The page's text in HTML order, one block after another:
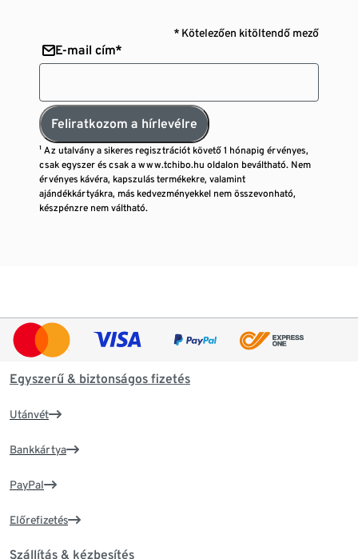
* Kötelezően kitöltendő mező
E-mail cím*
Feliratkozom a hírlevélre
¹ Az utalvány a sikeres regisztrációt követő 1 hónapig érvényes,
csak egyszer és csak a www.tchibo.hu oldalon beváltható. Nem
érvényes kávéra, kapszulás termékekre, valamint
ajándékkártyákra, más kedvezményekkel nem összevonható,
készpénzre nem váltható.
Egyszerű & biztonságos fizetés
Utánvét
Bankkártya
PayPal
Előrefizetés
Szállítás & kézbesítés